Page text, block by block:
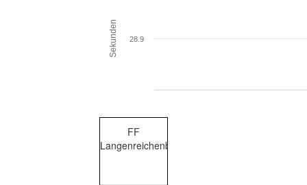
Sekunden 28.9
FF
Langenreichenbach